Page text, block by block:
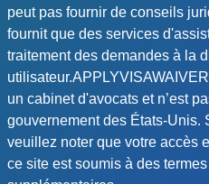
peut pas fournir de conseils
fournit que des services
traitement des demandes à la
un cabinet d'avocats et n’est
gouvernement des États-Unis.
veuillez noter que votre accès
ce site est soumis à des